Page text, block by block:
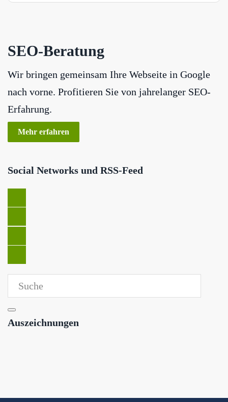
SEO-Beratung
Wir bringen gemeinsam Ihre Webseite in Google
nach vorne. Profitieren Sie von jahrelanger SEO-
Erfahrung.
Mehr erfahren
Social Networks und RSS-Feed
Auszeichnungen